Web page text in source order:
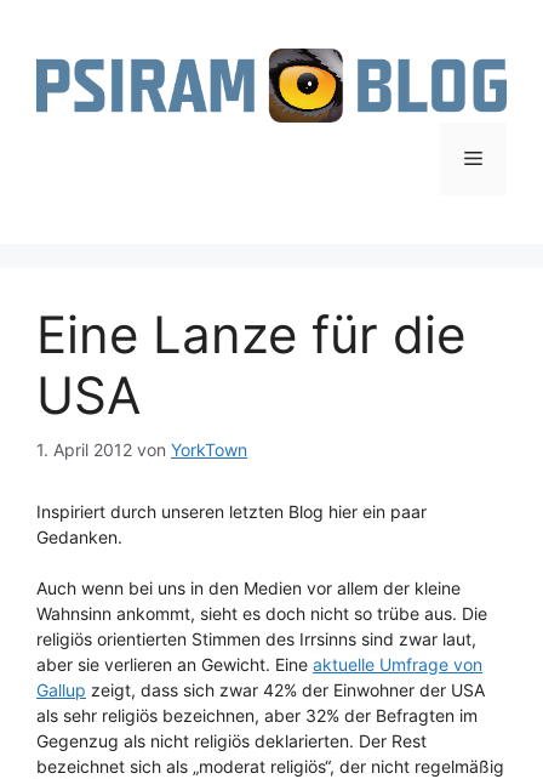
springen
Menü
Eine Lanze für die
USA
1. April 2012 von YorkTown
Inspiriert durch unseren letzten Blog hier ein paar
Gedanken.
Auch wenn bei uns in den Medien vor allem der kleine
Wahnsinn ankommt, sieht es doch nicht so trübe aus. Die
religiös orientierten Stimmen des Irrsinns sind zwar laut,
aber sie verlieren an Gewicht. Eine aktuelle Umfrage von
Gallup zeigt, dass sich zwar 42% der Einwohner der USA
als sehr religiös bezeichnen, aber 32% der Befragten im
Gegenzug als nicht religiös deklarierten. Der Rest
bezeichnet sich als „moderat religiös“, der nicht regelmäßig